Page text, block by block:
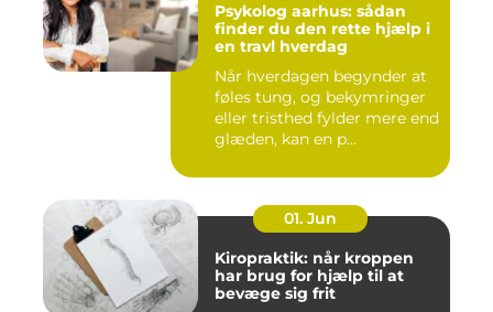
Psykolog aarhus: sådan
finder du den rette hjælp i
en travl hverdag
Når hverdagen begynder at
føles tung, og bekymringer
eller tristhed fylder mere end
glæden, kan en p...
01. Jun
Kiropraktik: når kroppen
har brug for hjælp til at
bevæge sig frit